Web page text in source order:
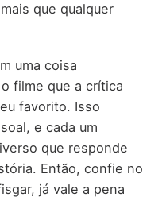
que qualquer
uma coisa
filme que a crítica
favorito. Isso
e cada um
que responde
Então, confie no
já vale a pena